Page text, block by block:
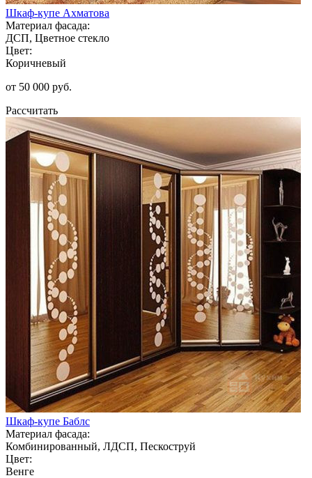
Шкаф-купе Ахматова
Материал фасада:
ДСП, Цветное стекло
Цвет:
Коричневый
от 50 000 руб.
Рассчитать
Шкаф-купе Баблс
Материал фасада:
Комбинированный, ЛДСП, Пескоструй
Цвет:
Венге